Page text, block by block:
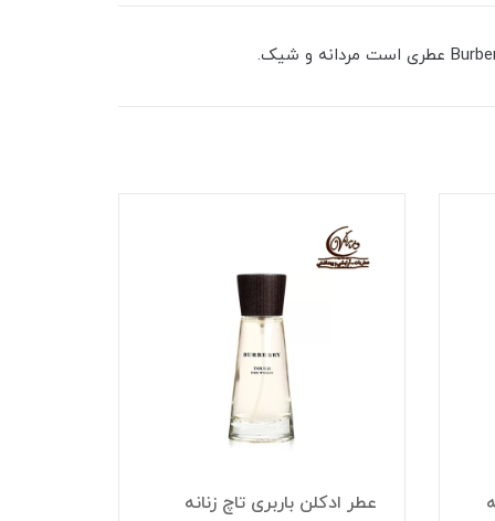
عطر ادکلن باربری تاچ زنانه